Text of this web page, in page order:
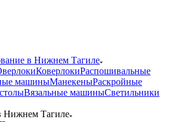
в Нижнем Тагиле
КоверлокиРаспошивальные
машиныМанекеныРаскройные
Вязальные машиныСветильники
Нижнем Тагиле